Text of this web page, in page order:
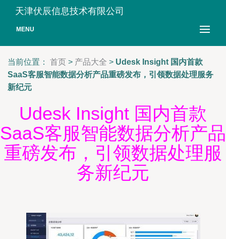
天津伏辰信息技术有限公司
MENU
当前位置： 首页 > 产品大全 > Udesk Insight 国内首款
SaaS客服智能数据分析产品重磅发布，引领数据处理服务
新纪元
Udesk Insight 国内首款
SaaS客服智能数据分析产品
重磅发布，引领数据处理服
务新纪元